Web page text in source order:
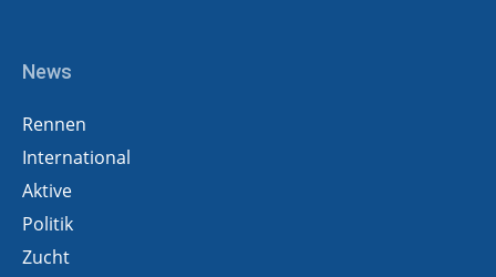
News
Rennen
International
Aktive
Politik
Zucht